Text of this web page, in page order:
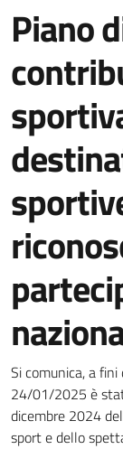
Piano
Dettagli
Si comunica, a
24/01/2025 è
dicembre 2024
sport e dello